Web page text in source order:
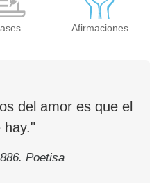
Afirmaciones
del amor es que el
hay."
Poetisa